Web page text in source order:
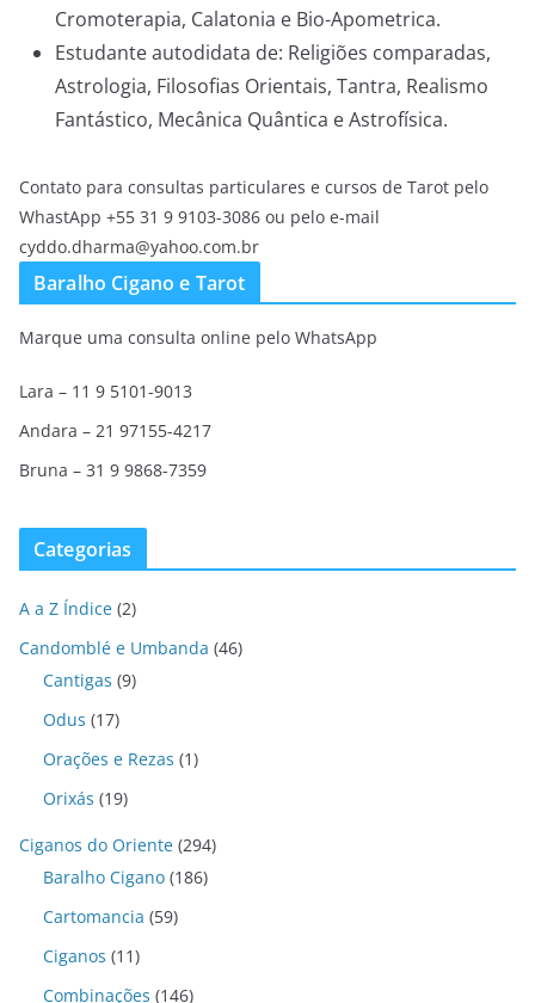
Cromoterapia, Calatonia e Bio-Apometrica.
Estudante autodidata de: Religiões comparadas,
Astrologia, Filosofias Orientais, Tantra, Realismo
Fantástico, Mecânica Quântica e Astrofísica.
Contato para consultas particulares e cursos de Tarot pelo
WhastApp +55 31 9 9103-3086 ou pelo e-mail
cyddo.dharma@yahoo.com.br
Baralho Cigano e Tarot
Marque uma consulta online pelo WhatsApp
Lara – 11 9 5101-9013
Andara – 21 97155-4217
Bruna – 31 9 9868-7359
Categorias
A a Z Índice (2)
Candomblé e Umbanda (46)
Cantigas (9)
Odus (17)
Orações e Rezas (1)
Orixás (19)
Ciganos do Oriente (294)
Baralho Cigano (186)
Cartomancia (59)
Ciganos (11)
Combinações (146)